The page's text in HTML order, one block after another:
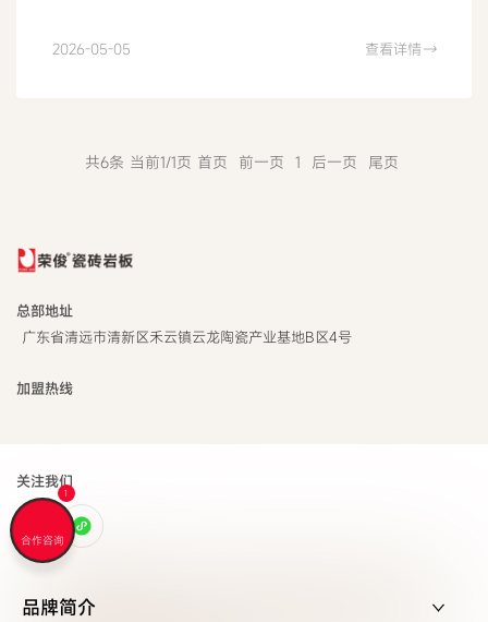
2026-05-05 查看详情→
共6条 当前1/1页 首页 前一页 1 后一页 尾页
总部地址
广东省清远市清新区禾云镇云龙陶瓷产业基地B区4号
加盟热线
关注我们
品牌简介
合作咨询